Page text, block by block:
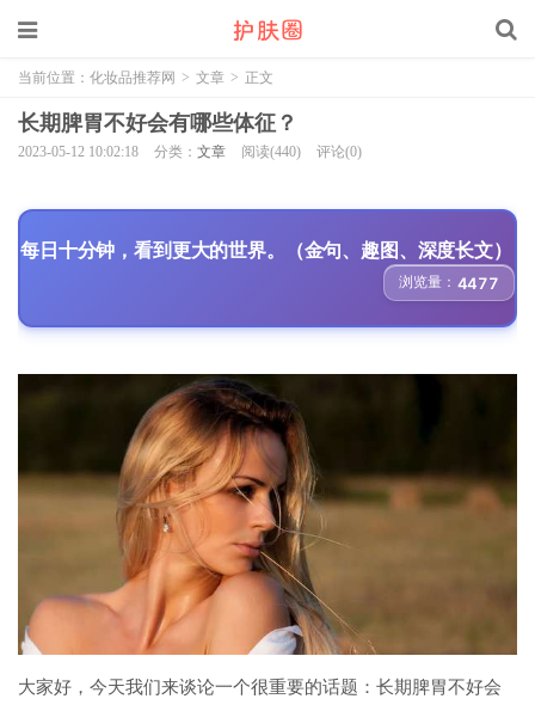
当前位置： 化妆品推荐网 > 文章 > 正文
长期脾胃不好会有哪些体征？
2023-05-12 10:02:18 分类： 文章 阅读(440) 评论(0)
每日十分钟，看到更大的世界。（金句、趣图、深度长文）
浏览量： 4477
大家好，今天我们来谈论一个很重要的话题：长期脾胃不好会